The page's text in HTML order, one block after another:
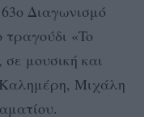
Διαγωνισμό
«To
μουσική και
Καλημέρη, Μιχάλη